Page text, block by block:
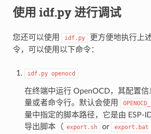
使用 idf.py 进行调试
您还可以使用 idf.py
更方便地执行上
令，可以使用以下命令：
idf.py openocd
在终端中运行 OpenOCD，其配置
量或者命令行。默认会使用
量中指定的脚本路径，它是由 ESP-
导出脚本（ export.sh or export.bat